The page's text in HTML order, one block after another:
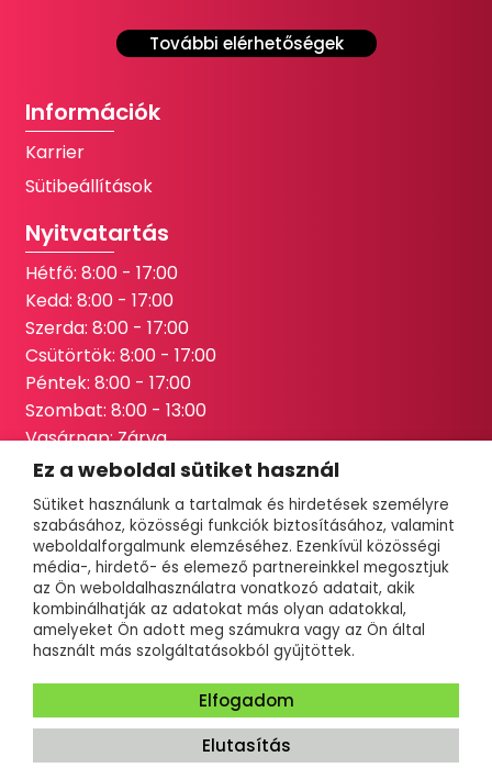
További elérhetőségek
Információk
Karrier
Sütibeállítások
Nyitvatartás
Hétfő: 8:00 - 17:00
Kedd: 8:00 - 17:00
Szerda: 8:00 - 17:00
Csütörtök: 8:00 - 17:00
Péntek: 8:00 - 17:00
Szombat: 8:00 - 13:00
Vasárnap: Zárva
Kövess minket
Minden jog fenntartva
Copyright © Géringer Autó-Motor Kft., 2024
Adatkezelési tájékoztató
Weboldalunkat készítette: Marketinges Erika és csapata
Ez a weboldal sütiket használ
Sütiket használunk a tartalmak és hirdetések személyre
szabásához, közösségi funkciók biztosításához, valamint
weboldalforgalmunk elemzéséhez. Ezenkívül közösségi
média-, hirdető- és elemező partnereinkkel megosztjuk
az Ön weboldalhasználatra vonatkozó adatait, akik
kombinálhatják az adatokat más olyan adatokkal,
amelyeket Ön adott meg számukra vagy az Ön által
használt más szolgáltatásokból gyűjtöttek.
Elfogadom
Elutasítás